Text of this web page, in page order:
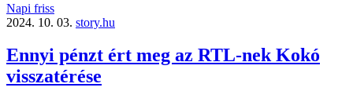
Napi friss
2024. 10. 03. story.hu
Ennyi pénzt ért meg az RTL-nek Kokó
visszatérése